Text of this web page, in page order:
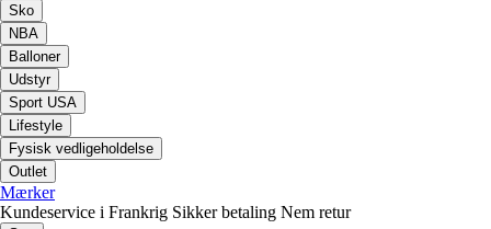
Sko
NBA
Balloner
Udstyr
Sport USA
Lifestyle
Fysisk vedligeholdelse
Outlet
Mærker
Kundeservice i Frankrig Sikker betaling Nem retur